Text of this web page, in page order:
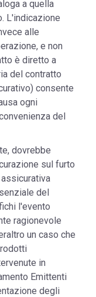
a quella
L'indicazione
alle
e non
è diretto a
del contratto
consente
ogni
del
dovrebbe
sul furto
del
l'evento
ragionevole
un caso che
in
Emittenti
degli